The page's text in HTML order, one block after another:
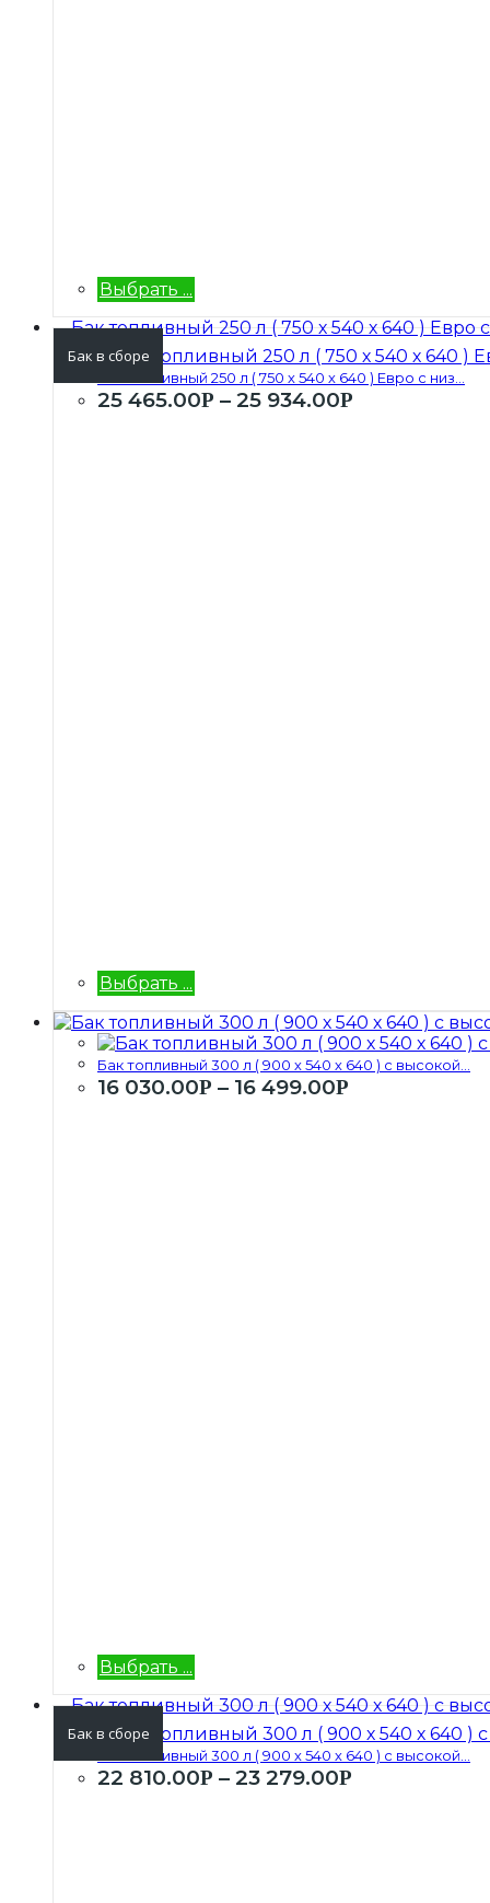
Выбрать ...
Бак в сборе
Бак топливный 250 л ( 750 х 540 х 640 ) Евро с низ...
25 465.00Р – 25 934.00Р
Выбрать ...
Бак топливный 300 л ( 900 х 540 х 640 ) с высокой...
16 030.00Р – 16 499.00Р
Выбрать ...
Бак в сборе
Бак топливный 300 л ( 900 х 540 х 640 ) с высокой...
22 810.00Р – 23 279.00Р